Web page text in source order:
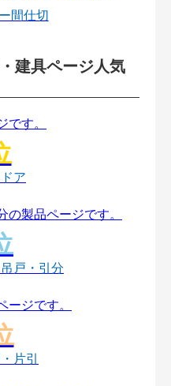
間仕切
建具ページ人気
ア
戸・引分
片引